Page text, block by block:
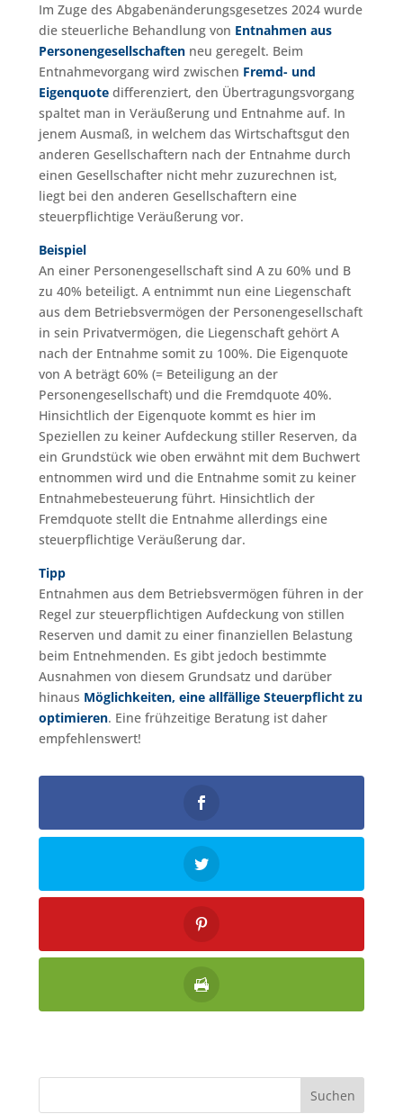
Im Zuge des Abgabenänderungsgesetzes 2024 wurde
die steuerliche Behandlung von Entnahmen aus
Personengesellschaftenneu geregelt. Beim
Entnahmevorgang wird zwischen Fremd- und
Eigenquotedifferenziert, den Übertragungsvorgang
spaltet man in Veräußerung und Entnahme auf. In
jenem Ausmaß, in welchem das Wirtschaftsgut den
anderen Gesellschaftern nach der Entnahme durch
einen Gesellschafter nicht mehr zuzurechnen ist,
liegt bei den anderen Gesellschaftern eine
steuerpflichtige Veräußerung vor.
Beispiel
An einer Personengesellschaft sind A zu 60% und B
zu 40% beteiligt. A entnimmt nun eine Liegenschaft
aus dem Betriebsvermögen der Personengesellschaft
in sein Privatvermögen, die Liegenschaft gehört A
nach der Entnahme somit zu 100%. Die Eigenquote
von A beträgt 60% (= Beteiligung an der
Personengesellschaft) und die Fremdquote 40%.
Hinsichtlich der Eigenquote kommt es hier im
Speziellen zu keiner Aufdeckung stiller Reserven, da
ein Grundstück wie oben erwähnt mit dem Buchwert
entnommen wird und die Entnahme somit zu keiner
Entnahmebesteuerung führt. Hinsichtlich der
Fremdquote stellt die Entnahme allerdings eine
steuerpflichtige Veräußerung dar.
Tipp
Entnahmen aus dem Betriebsvermögen führen in der
Regel zur steuerpflichtigen Aufdeckung von stillen
Reserven und damit zu einer finanziellen Belastung
beim Entnehmenden. Es gibt jedoch bestimmte
Ausnahmen von diesem Grundsatz und darüber
hinaus Möglichkeiten, eine allfällige Steuerpflicht zu
optimieren. Eine frühzeitige Beratung ist daher
empfehlenswert!